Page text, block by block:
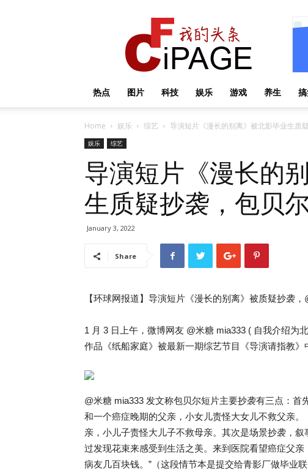
热点 图片 科技 娱乐 游戏 养生
Home 娱乐 综艺 导演短片《漫长的别离》被北影毕业生质
娱乐 综艺
导演短片《漫长的
生质疑抄袭，包贝
January 3, 2022
Share
【环球网报道】导演短片《漫长的别离》被质疑抄袭，
1 月 3 日上午，微博网友 @米糖 mia333 ( 自我介绍为
作品《纸船家庭》被最新一期综艺节目《导演请指教》
@米糖 mia333 发文称包贝尔短片主要抄袭有三点：
和一个癌症晚期的父亲，小女儿责怪大女儿不救父亲
亲，小儿子责怪大儿子不救母亲。其次是场景抄袭，
过发现花束来感受到生活之美。来到医院看望癌症父
病友几百块钱。”（这段情节本是提交给青影厂做毕业